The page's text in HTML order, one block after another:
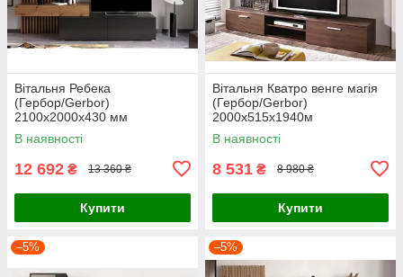
Вітальня Ребека
(Гербор/Gerbor)
2100х2000х430 мм
В наявності
12 692 ₴ 13 360 ₴
Купити
Вітальня Кватро венге магія
(Гербор/Gerbor)
2000х515х1940м
В наявності
8 531 ₴ 8 980 ₴
Купити
–5% –5%